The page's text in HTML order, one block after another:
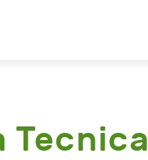
Tecnica